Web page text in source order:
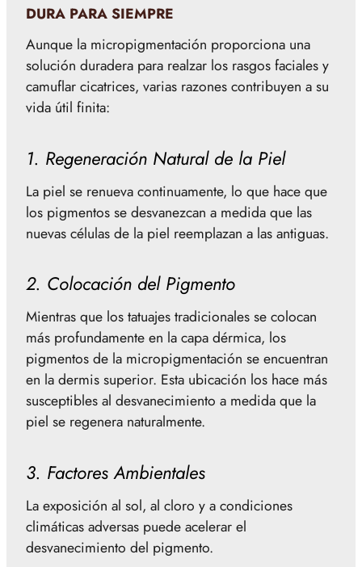
DURA PARA SIEMPRE
Aunque la micropigmentación proporciona una
solución duradera para realzar los rasgos faciales y
camuflar cicatrices, varias razones contribuyen a su
vida útil finita:
1. Regeneración Natural de la Piel
La piel se renueva continuamente, lo que hace que
los pigmentos se desvanezcan a medida que las
nuevas células de la piel reemplazan a las antiguas.
2. Colocación del Pigmento
Mientras que los tatuajes tradicionales se colocan
más profundamente en la capa dérmica, los
pigmentos de la micropigmentación se encuentran
en la dermis superior. Esta ubicación los hace más
susceptibles al desvanecimiento a medida que la
piel se regenera naturalmente.
3. Factores Ambientales
La exposición al sol, al cloro y a condiciones
climáticas adversas puede acelerar el
desvanecimiento del pigmento.